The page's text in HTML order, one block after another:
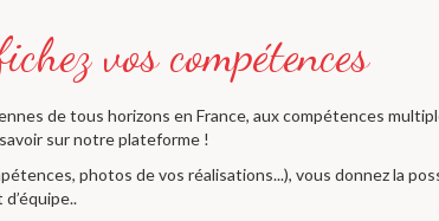
de tous horizons en France, aux compétences
sur notre plateforme !
photos de vos réalisations...), vous donnez la